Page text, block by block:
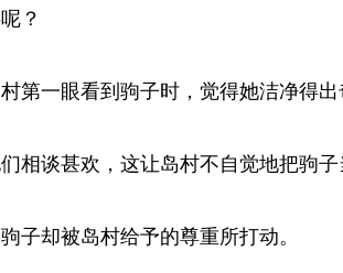
？
第一眼看到驹子时，觉得她洁净得
相谈甚欢，这让岛村不自觉地把驹
子却被岛村给予的尊重所打动。